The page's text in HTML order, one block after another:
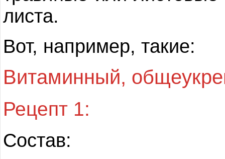
листа.
Вот, например, такие:
Витаминный,
Рецепт 1:
Состав: